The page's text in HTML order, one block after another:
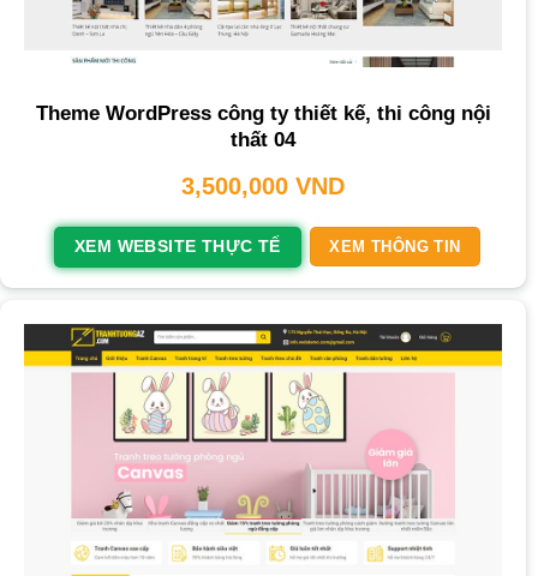
Theme WordPress công ty thiết kế, thi công nội
thất 04
3,500,000 VND
XEM WEBSITE THỰC TẾ XEM THÔNG TIN